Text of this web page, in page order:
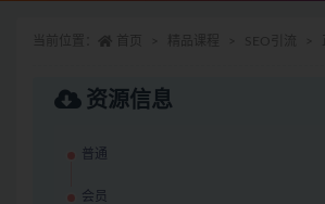
资源信息
普通
会员